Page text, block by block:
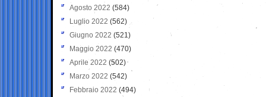
Agosto 2022 (584)
Luglio 2022 (562)
Giugno 2022 (521)
Maggio 2022 (470)
Aprile 2022 (502)
Marzo 2022 (542)
Febbraio 2022 (494)